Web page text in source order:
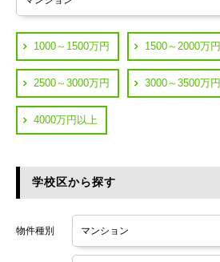
葛飾区
横浜市鶴見区
横浜市神奈川区
川崎市川崎区
川崎市中原区
川崎市高津区
都営浅草線
JR中央線
JR中央・総武線
東京メトロ日比谷線
小田急線
東京メトロ半蔵門線
1000～1500万円 1500～2000万円
2500～3000万円 3000～3500万円
4000万円以上
学校区から探す
物件種別